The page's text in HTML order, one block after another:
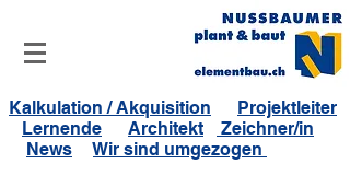
Kalkulation / Akquisition
Projektleiter
Lernende
Architekt
Zeichner/in
News
Wir sind umgezogen